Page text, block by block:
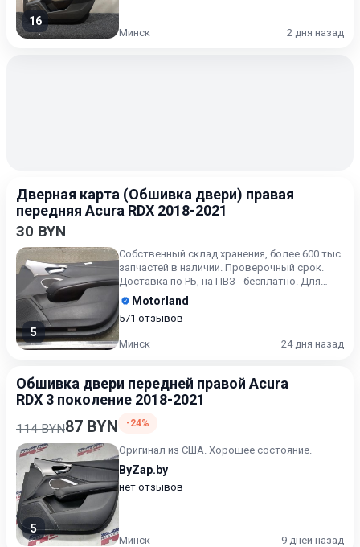
16
Минск 2 дня назад
Дверная карта (Обшивка двери) правая
передняя Acura RDX 2018-2021
30 BYN
5
Собственный склад хранения, более 600 тыс.
запчастей в наличии. Проверочный срок.
Доставка по РБ, на ПВЗ - бесплатно. Для
получения актуальн...
Motorland
571 отзывов
Минск 24 дня назад
Обшивка двери передней правой Acura
RDX 3 поколение 2018-2021
114 BYN87 BYN -24%
5
Оригинал из США. Хорошее состояние.
ByZap.by
нет отзывов
Минск 9 дней назад